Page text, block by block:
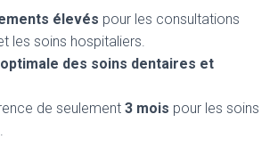
élevés pour les consultations
les soins hospitaliers.
optimale des soins dentaires et
de seulement 3 mois pour les soins